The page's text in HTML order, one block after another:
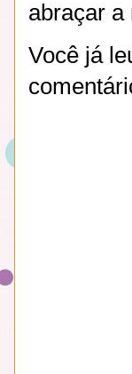
abraçar a
Você já